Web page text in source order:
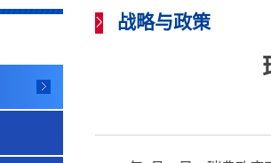
战略与政策